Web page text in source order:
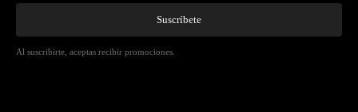
Suscríbete
Al suscribirte, aceptas recibir promociones.